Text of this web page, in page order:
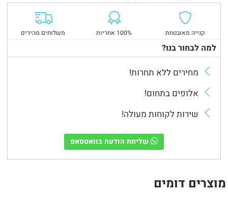
קנייה מאובטחת 100% אחריות משלוחים מהירים
למה לבחור בנו?
מחירים ללא תחרות!
אלופים בתחום!
שירות לקוחות מעולה!
שליחת הודעה בוואטסאפ
מוצרים דומים